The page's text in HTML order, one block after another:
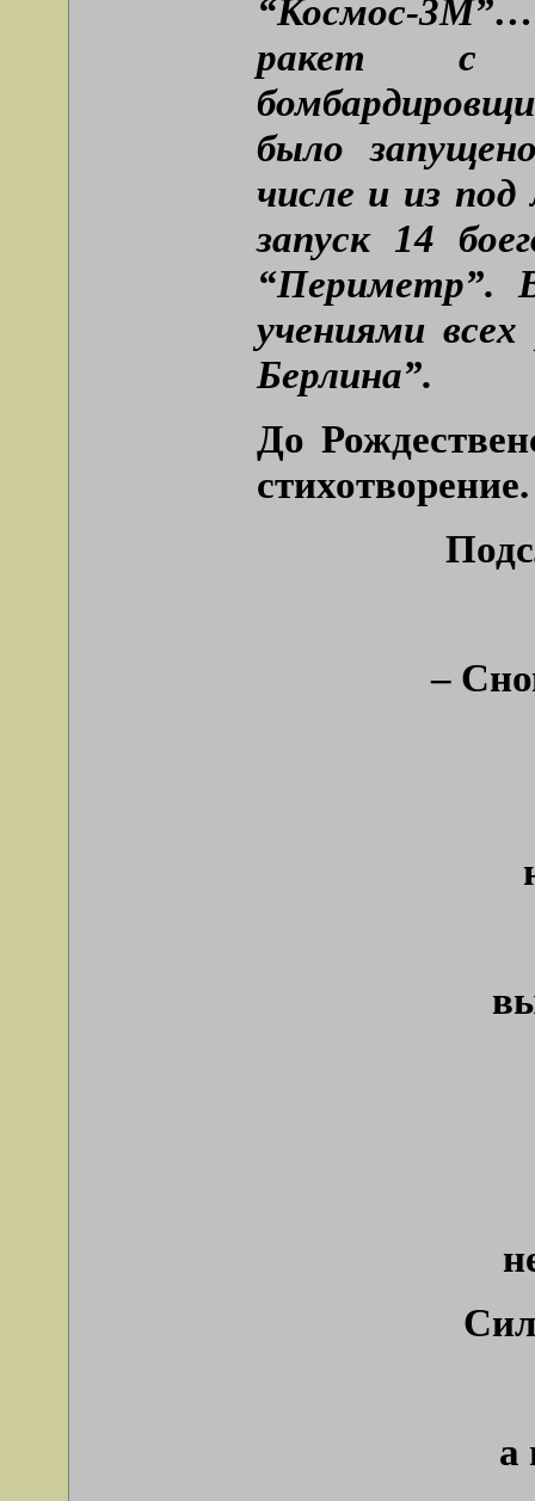
“Космос-
ракет с
было
числе и из
запуск 14
“Периметр”.
учениями
Берлина”.
До
стихотворение.
–
а